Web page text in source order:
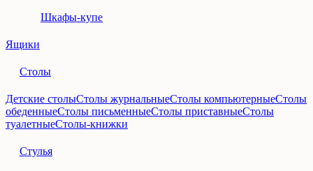
Шкафы-купе
Ящики
Столы
Детские столыСтолы журнальныеСтолы компьютерныеСтолы
обеденныеСтолы письменныеСтолы приставныеСтолы
туалетныеСтолы-книжки
Стулья